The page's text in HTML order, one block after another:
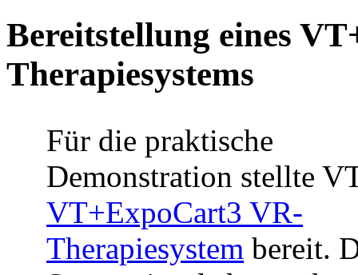
Bereitstellung eines
Therapiesystems
Für die praktische
Demonstration stellte
VT+ExpoCart3 VR-
Therapiesystem bereit.